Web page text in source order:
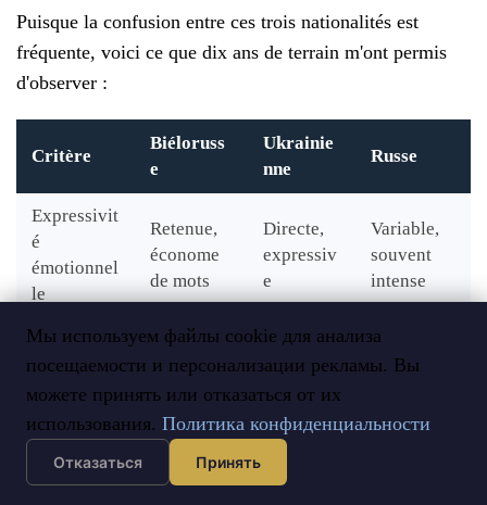
Мы используем файлы cookie для анализа
посещаемости и персонализации рекламы. Вы
можете принять или отказаться от их
использования. Политика конфиденциальности
Отказаться Принять
Puisque la confusion entre ces trois nationalités est
fréquente, voici ce que dix ans de terrain m'ont permis
d'observer :
Critère
Biéloruss
e
Ukrainie
nne
Russe
Expressivit
é
émotionnel
le
Retenue,
économe
de mots
Directe,
expressiv
e
Variable,
souvent
intense
l'identité
nationale
Discrète
profonde
Très
affirmée
depuis
2014
Forte mais
Diplomatie
au
Très
Modérée